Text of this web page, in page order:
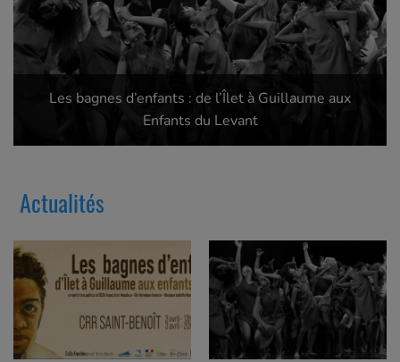
Les bagnes d’enfants : de l’Îlet à Guillaume aux
Enfants du Levant
Actualités